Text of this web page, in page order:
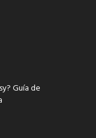
Guía de